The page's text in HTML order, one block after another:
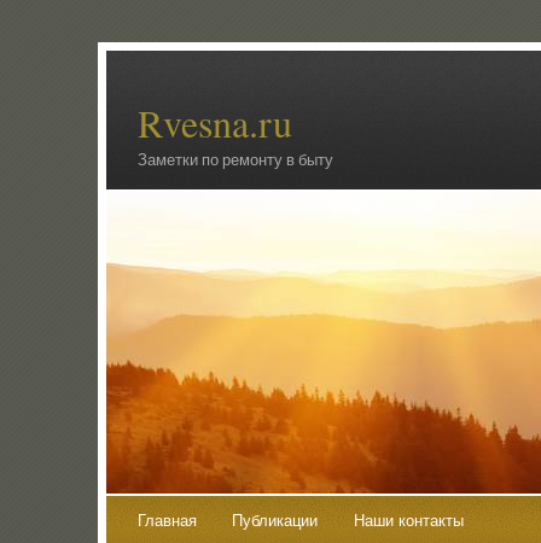
Rvesna.ru
Заметки по ремонту в быту
Главная Публикации Наши контакты